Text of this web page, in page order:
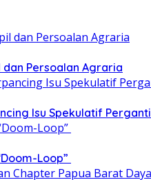
dan Persoalan Agraria
Isu Spekulatif
Loop”